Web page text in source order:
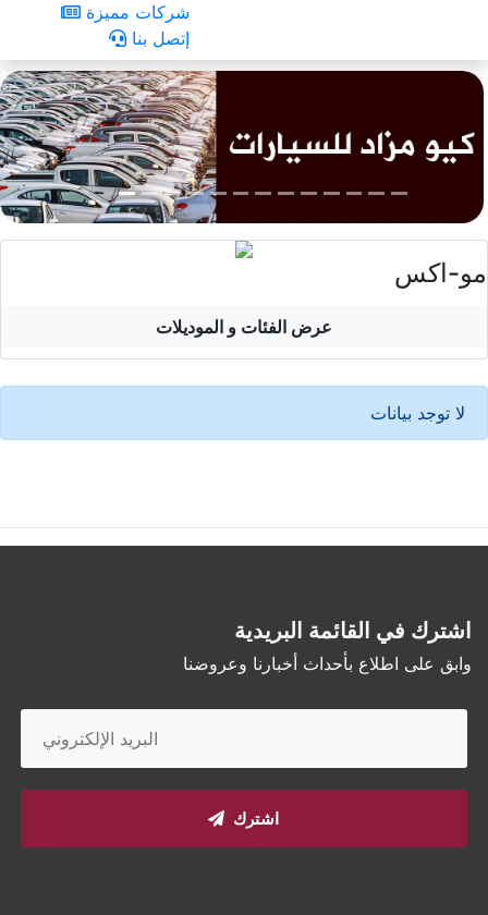
شركات مميزة
إتصل بنا
مو-اكس
عرض الفئات و الموديلات
لا توجد بيانات
اشترك في القائمة البريدية
وابق على اطلاع بأحداث أخبارنا وعروضنا
اشترك